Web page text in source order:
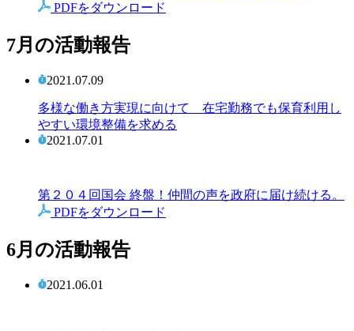
PDFをダウンロード
7月の活動報告
2021.07.09
多様な働き方実現に向けて 在宅勤務でも保育利用し
やすい環境整備を求める
2021.07.01
第２０４回国会 終盤！仲間の声を政府に届け続ける。
PDFをダウンロード
6月の活動報告
2021.06.01